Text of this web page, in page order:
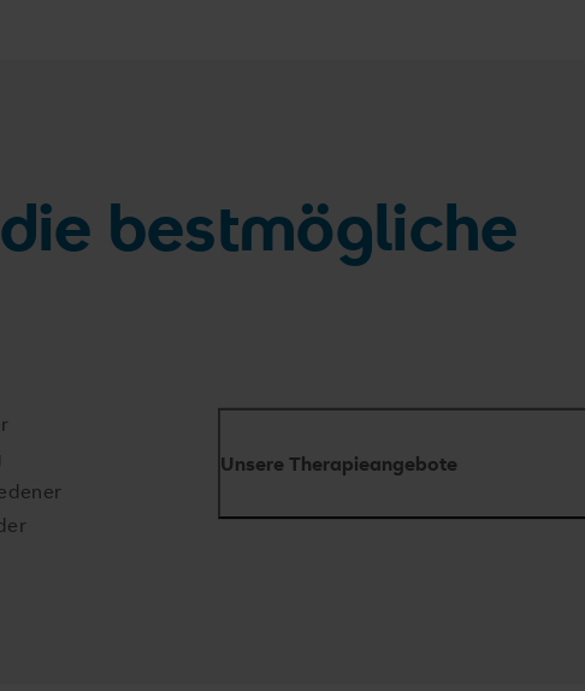
bestmögliche
Unsere Therapieangebote